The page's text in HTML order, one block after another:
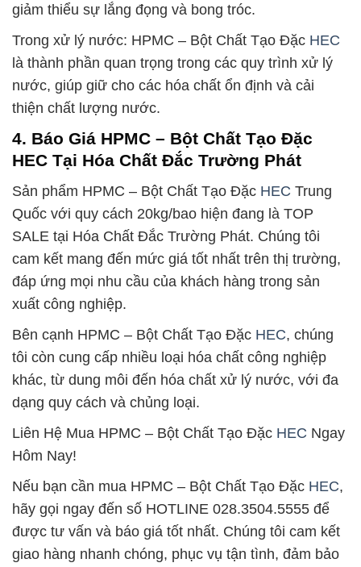
giảm thiểu sự lắng đọng và bong tróc.
Trong xử lý nước: HPMC – Bột Chất Tạo Đặc HEC
là thành phần quan trọng trong các quy trình xử lý
nước, giúp giữ cho các hóa chất ổn định và cải
thiện chất lượng nước.
4. Báo Giá HPMC – Bột Chất Tạo Đặc
HEC Tại Hóa Chất Đắc Trường Phát
Sản phẩm HPMC – Bột Chất Tạo Đặc HEC Trung
Quốc với quy cách 20kg/bao hiện đang là TOP
SALE tại Hóa Chất Đắc Trường Phát. Chúng tôi
cam kết mang đến mức giá tốt nhất trên thị trường,
đáp ứng mọi nhu cầu của khách hàng trong sản
xuất công nghiệp.
Bên cạnh HPMC – Bột Chất Tạo Đặc HEC, chúng
tôi còn cung cấp nhiều loại hóa chất công nghiệp
khác, từ dung môi đến hóa chất xử lý nước, với đa
dạng quy cách và chủng loại.
Liên Hệ Mua HPMC – Bột Chất Tạo Đặc HEC Ngay
Hôm Nay!
Nếu bạn cần mua HPMC – Bột Chất Tạo Đặc HEC,
hãy gọi ngay đến số HOTLINE 028.3504.5555 để
được tư vấn và báo giá tốt nhất. Chúng tôi cam kết
giao hàng nhanh chóng, phục vụ tận tình, đảm bảo